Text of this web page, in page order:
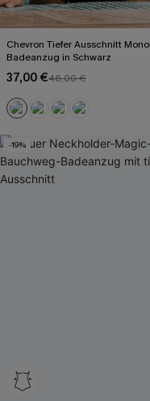
Chevron Tiefer Ausschnitt
Badeanzug in Schwarz
37,00 €46,00 €
-19%